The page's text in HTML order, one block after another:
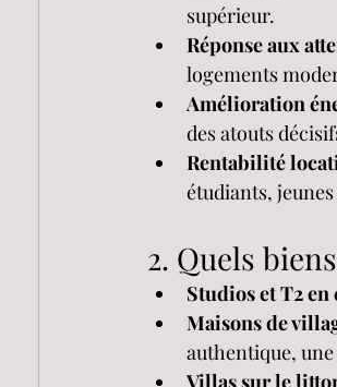
supérieur.
Réponse aux
logements
Amélioration
des atouts
Rentabilité
étudiants,
2. Quels
Studios et T2
Maisons de
authentique,
Villas sur le